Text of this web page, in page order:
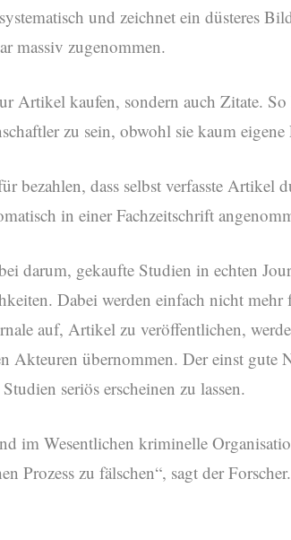
und zeichnet ein düsteres
massiv zugenommen.
Artikel kaufen, sondern auch Zitate.
zu sein, obwohl sie kaum
bezahlen, dass selbst verfasste Artikel
in einer Fachzeitschrift
darum, gekaufte Studien in echten
Dabei werden einfach nicht
auf, Artikel zu veröffentlichen,
Akteuren übernommen. Der einst gute
seriös erscheinen zu lassen.
im Wesentlichen kriminelle
Prozess zu fälschen“, sagt der